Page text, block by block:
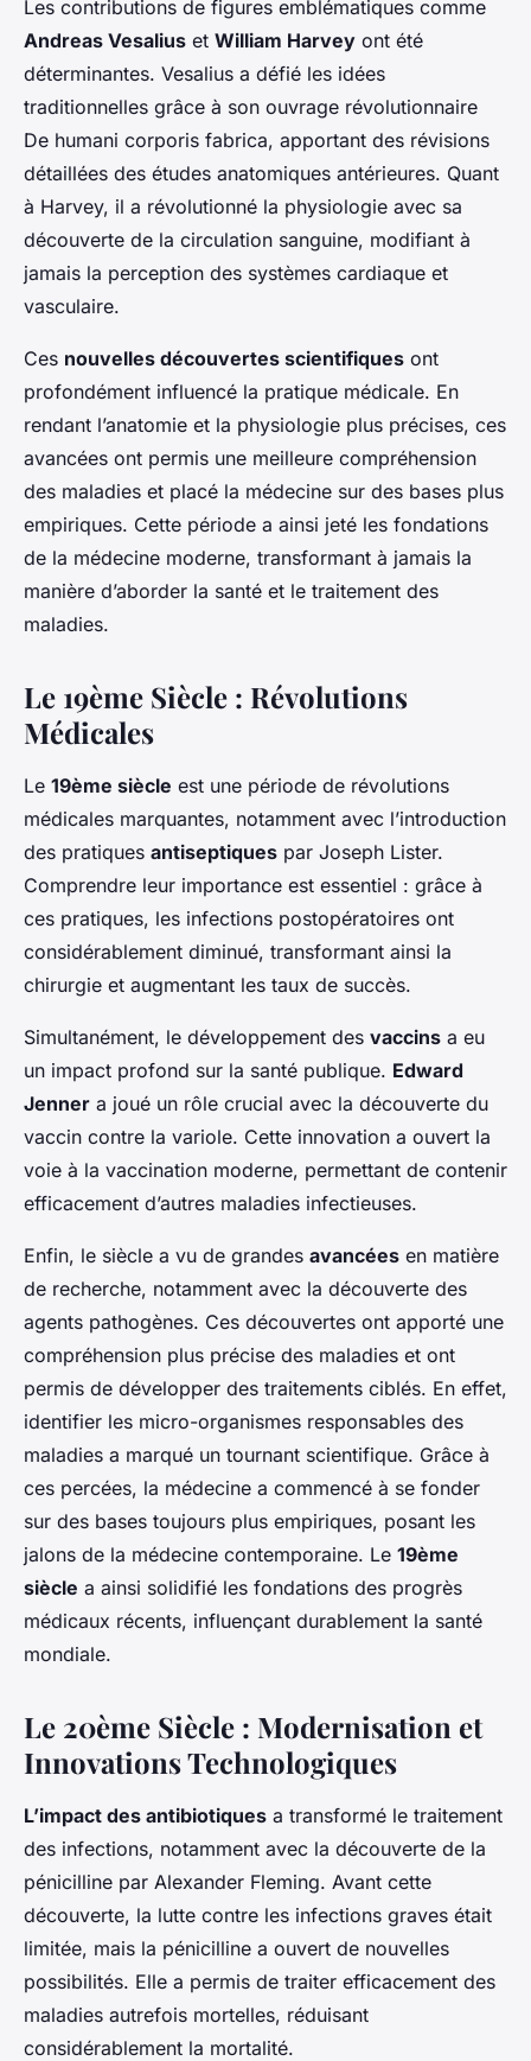
Les contributions de figures emblématiques comme
Andreas Vesalius et William Harvey ont été
déterminantes. Vesalius a défié les idées
traditionnelles grâce à son ouvrage révolutionnaire
De humani corporis fabrica, apportant des révisions
détaillées des études anatomiques antérieures. Quant
à Harvey, il a révolutionné la physiologie avec sa
découverte de la circulation sanguine, modifiant à
jamais la perception des systèmes cardiaque et
vasculaire.
Ces nouvelles découvertes scientifiques ont
profondément influencé la pratique médicale. En
rendant l’anatomie et la physiologie plus précises, ces
avancées ont permis une meilleure compréhension
des maladies et placé la médecine sur des bases plus
empiriques. Cette période a ainsi jeté les fondations
de la médecine moderne, transformant à jamais la
manière d’aborder la santé et le traitement des
maladies.
Le 19ème Siècle : Révolutions
Médicales
Le 19ème siècle est une période de révolutions
médicales marquantes, notamment avec l’introduction
des pratiques antiseptiques par Joseph Lister.
Comprendre leur importance est essentiel : grâce à
ces pratiques, les infections postopératoires ont
considérablement diminué, transformant ainsi la
chirurgie et augmentant les taux de succès.
Simultanément, le développement des vaccins a eu
un impact profond sur la santé publique. Edward
Jenner a joué un rôle crucial avec la découverte du
vaccin contre la variole. Cette innovation a ouvert la
voie à la vaccination moderne, permettant de contenir
efficacement d’autres maladies infectieuses.
Enfin, le siècle a vu de grandes avancées en matière
de recherche, notamment avec la découverte des
agents pathogènes. Ces découvertes ont apporté une
compréhension plus précise des maladies et ont
permis de développer des traitements ciblés. En effet,
identifier les micro-organismes responsables des
maladies a marqué un tournant scientifique. Grâce à
ces percées, la médecine a commencé à se fonder
sur des bases toujours plus empiriques, posant les
jalons de la médecine contemporaine. Le 19ème
siècle a ainsi solidifié les fondations des progrès
médicaux récents, influençant durablement la santé
mondiale.
Le 20ème Siècle : Modernisation et
Innovations Technologiques
L’impact des antibiotiques a transformé le traitement
des infections, notamment avec la découverte de la
pénicilline par Alexander Fleming. Avant cette
découverte, la lutte contre les infections graves était
limitée, mais la pénicilline a ouvert de nouvelles
possibilités. Elle a permis de traiter efficacement des
maladies autrefois mortelles, réduisant
considérablement la mortalité.